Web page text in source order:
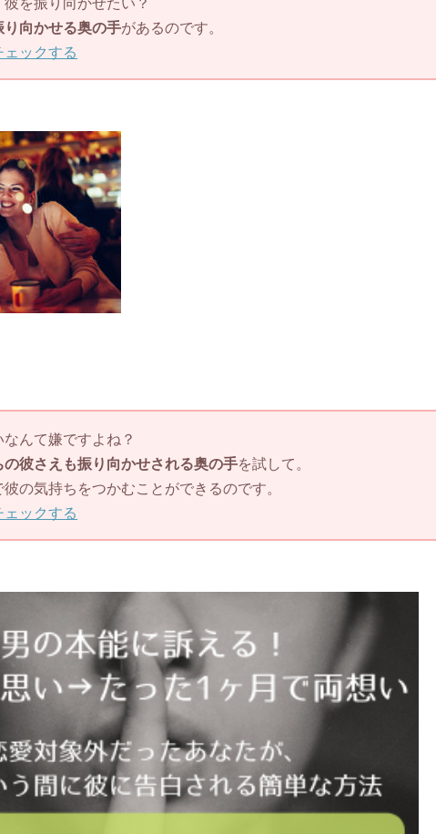
り向かせる奥の手があるのです。
ェックする
んて嫌ですよね？
の彼さえも振り向かせされる奥の手を試して。
の気持ちをつかむことができるのです。
ェックする